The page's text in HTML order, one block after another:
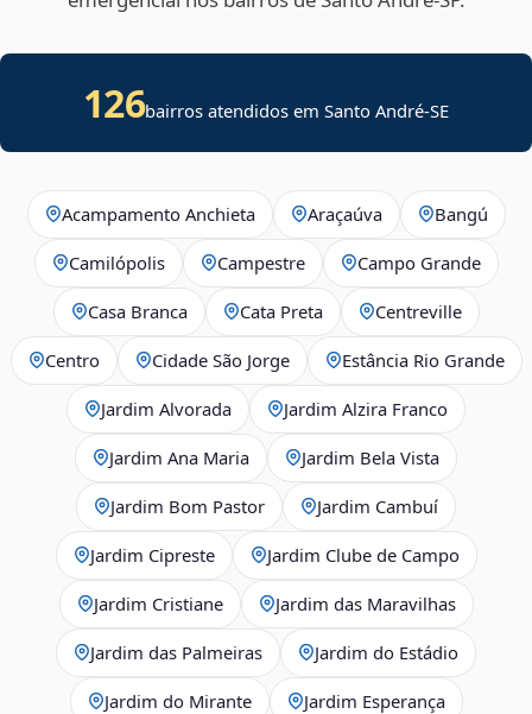
126bairros atendidos emSanto André-SE
Acampamento Anchieta Araçaúva Bangú
Camilópolis Campestre Campo Grande
Casa Branca Cata Preta Centreville
Centro Cidade São Jorge Estância Rio Grande
Jardim Alvorada Jardim Alzira Franco
Jardim Ana Maria Jardim Bela Vista
Jardim Bom Pastor Jardim Cambuí
Jardim Cipreste Jardim Clube de Campo
Jardim Cristiane Jardim das Maravilhas
Jardim das Palmeiras Jardim do Estádio
Jardim do Mirante Jardim Esperança